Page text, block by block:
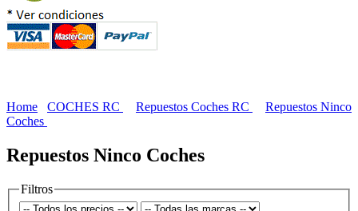
Home COCHES RC Repuestos Coches RC
Repuestos Ninco
Coches
Repuestos Ninco Coches
Filtros